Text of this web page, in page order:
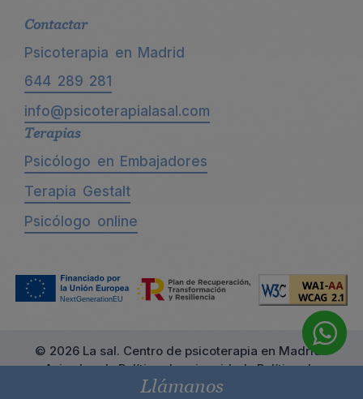
Contactar
Psicoterapia en Madrid
644 289 281
info@psicoterapialasal.com
Terapias
Psicólogo en Embajadores
Terapia Gestalt
Psicólogo online
© 2026 La sal. Centro de psicoterapia en Madrid ·
Aviso legal·Política de privacidad·Política de
Declaración de accesibilidad
Llámanos